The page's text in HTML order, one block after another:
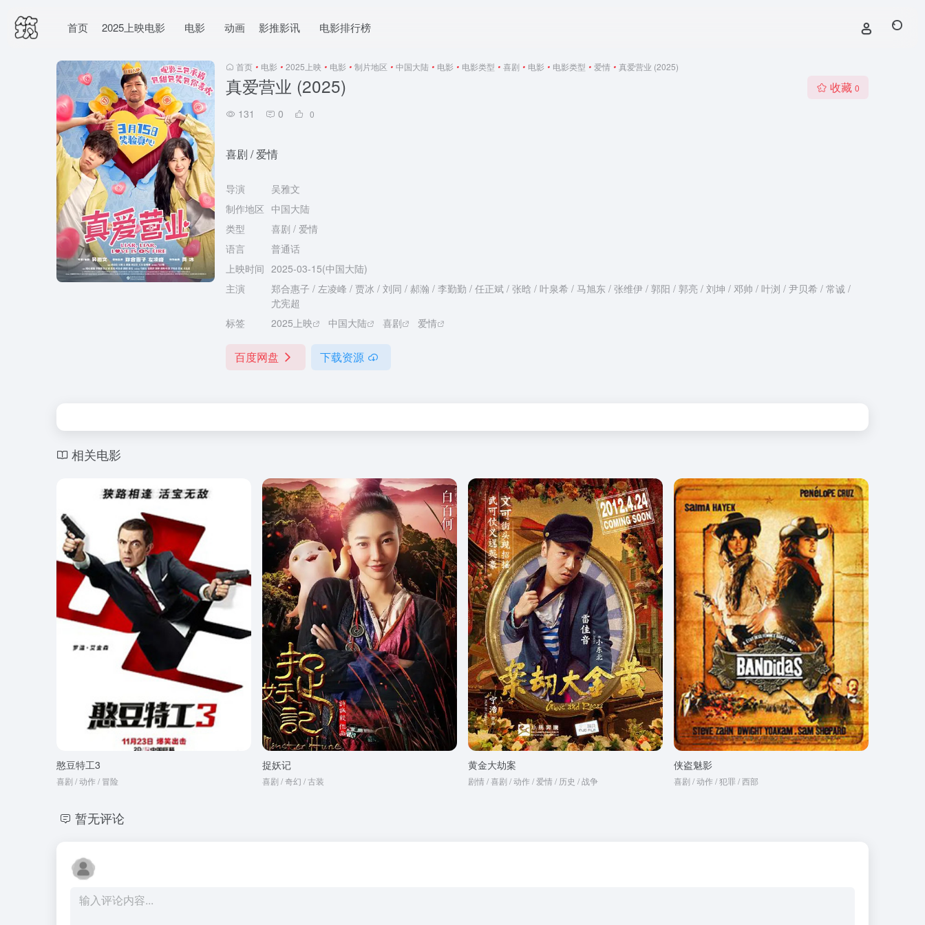
首页 2025上映电影 电影 动画 影推影讯 电影排行榜
首页 • 电影 • 2025上映 • 电影 • 制片地区 • 中国大陆 • 电影 • 电影类型 • 喜剧 • 电影 • 电影类型 • 爱情 • 真爱营业 (2025)
真爱营业 (2025)
131 0 0
收藏 0
喜剧 / 爱情
导演
吴雅文
制作地区 中国大陆
类型
喜剧 / 爱情
语言
普通话
上映时间 2025-03-15(中国大陆)
主演
郑合惠子 / 左凌峰 / 贾冰 / 刘同 / 郝瀚 / 李勤勤 / 任正斌 / 张晗 / 叶泉希 / 马旭东 / 张维伊 / 郭阳 / 郭亮 / 刘坤 / 邓帅 / 叶浏 / 尹贝希 / 常诚 /
尤宪超
标签
2025上映 中国大陆 喜剧 爱情
百度网盘 下载资源
相关电影
憨豆特工3
喜剧 / 动作 / 冒险
捉妖记
喜剧 / 奇幻 / 古装
黄金大劫案
剧情 / 喜剧 / 动作 / 爱情 / 历史 / 战争
侠盗魅影
喜剧 / 动作 / 犯罪 / 西部
暂无评论